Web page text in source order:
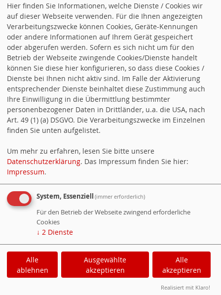
Kontakt aufnehmen
Vorbei kommen
Mitglied werden
WER-IST-ONLINE
Besucher:1187601
100
Online:
2
WebsoziCMS
Cookie-Manager
Impressum
Hier finden Sie Informationen, welche Dienste / Cookies wir
auf dieser Webseite verwenden. Für die Ihnen angezeigten
Verarbeitungszwecke können Cookies, Geräte-Kennungen
oder andere Informationen auf Ihrem Gerät gespeichert
oder abgerufen werden. Sofern es sich nicht um für den
Betrieb der Webseite zwingende Cookies/Dienste handelt
können Sie diese hier konfigurieren, so dass diese Cookies /
Dienste bei Ihnen nicht aktiv sind. Im Falle der Aktivierung
entsprechender Dienste beinhaltet diese Zustimmung auch
Ihre Einwilligung in die Übermittlung bestimmter
personenbezogener Daten in Drittländer, u.a. die USA, nach
Art. 49 (1) (a) DSGVO. Die Verarbeitungszwecke im Einzelnen
finden Sie unten aufgelistet.
Um mehr zu erfahren, lesen Sie bitte unsere
Datenschutzerklärung. Das Impressum finden Sie hier:
Impressum.
System, Essenziell (immer erforderlich)
Für den Betrieb der Webseite zwingend erforderliche
Cookies
↓ 2 Dienste
Alle
ablehnen
Ausgewählte
akzeptieren
Alle
akzeptieren
Realisiert mit Klaro!